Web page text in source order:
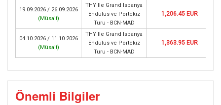
19.09.2026 / 26.09.2026
(Müsait)
THY Ile Grand Ispanya
Endulus ve Portekiz
Turu - BCN-MAD
1,206.45 EUR
04.10.2026 / 11.10.2026
(Müsait)
THY Ile Grand Ispanya
Endulus ve Portekiz
Turu - BCN-MAD
1,363.95 EUR
Önemli Bilgiler